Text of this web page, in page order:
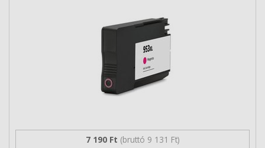
7 190 Ft (bruttó 9 131 Ft)